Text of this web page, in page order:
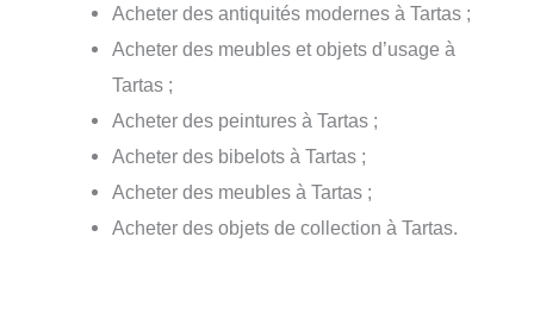
Acheter des antiquités modernes à Tartas ;
Acheter des meubles et objets d’usage à
Tartas ;
Acheter des peintures à Tartas ;
Acheter des bibelots à Tartas ;
Acheter des meubles à Tartas ;
Acheter des objets de collection à Tartas.